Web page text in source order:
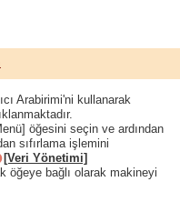
Arabirimi'ni kullanarak
öğesini seçin ve ardından
sıfırlama işlemini
[Veri Yönetimi]
öğeye bağlı olarak makineyi